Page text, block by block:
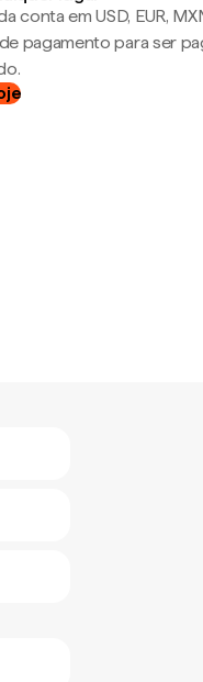
conta em USD, EUR,
pagamento para ser